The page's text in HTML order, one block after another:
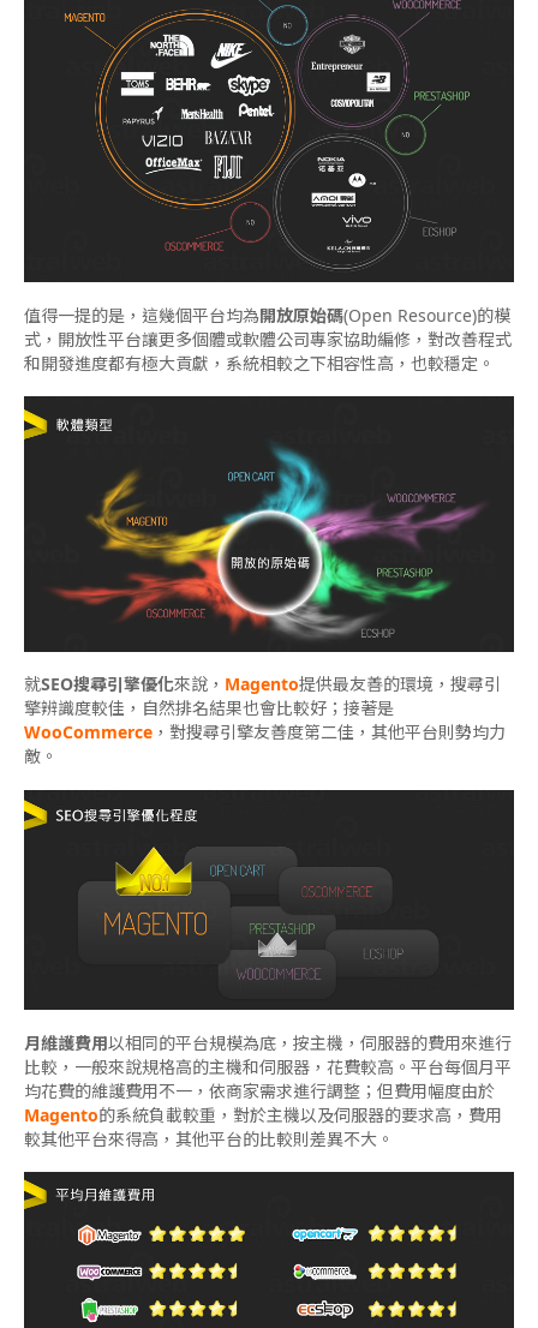
值得一提的是，這幾個平台均為開放原始碼(Open Resource)的模
式，開放性平台讓更多個體或軟體公司專家協助編修，對改善程式
和開發進度都有極大貢獻，系統相較之下相容性高，也較穩定。
就SEO搜尋引擎優化來說， Magento提供最友善的環境，搜尋引
擎辨識度較佳，自然排名結果也會比較好；接著是
WooCommerce ，對搜尋引擎友善度第二佳，其他平台則勢均力
敵。
月維護費用以相同的平台規模為底，按主機，伺服器的費用來進行
比較，一般來說規格高的主機和伺服器，花費較高。平台每個月平
均花費的維護費用不一，依商家需求進行調整；但費用幅度由於
Magento的系統負載較重，對於主機以及伺服器的要求高，費用
較其他平台來得高，其他平台的比較則差異不大。